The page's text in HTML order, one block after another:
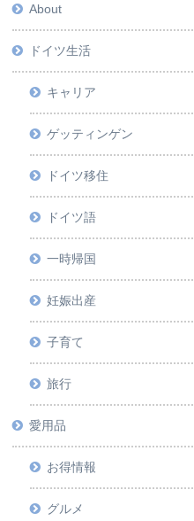
About
ドイツ生活
キャリア
ゲッティンゲン
ドイツ移住
ドイツ語
一時帰国
妊娠出産
子育て
旅行
愛用品
お得情報
グルメ